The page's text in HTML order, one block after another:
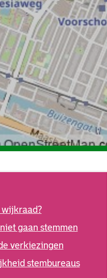
gaan stemmen
verkiezingen
stembureaus